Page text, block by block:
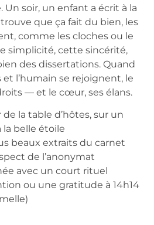
soir, un enfant a écrit à la
trouve que ça fait du bien, les
comme les cloches ou le
simplicité, cette sincérité,
des dissertations. Quand
et l’humain se rejoignent, le
— et le cœur, ses élans.
la table d’hôtes, sur un
belle étoile
beaux extraits du carnet
de l’anonymat
avec un court rituel
ou une gratitude à 14h14